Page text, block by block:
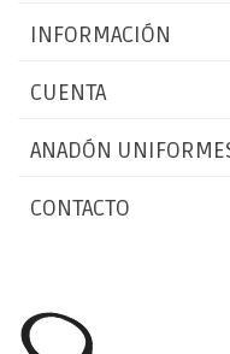
INFORMACIÓN
CUENTA
ANADÓN
CONTACTO